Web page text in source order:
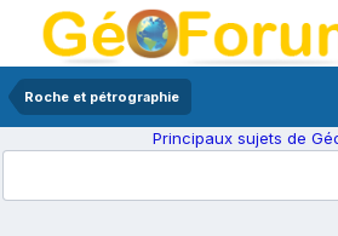
Roche et pétrographie
Principaux sujets de